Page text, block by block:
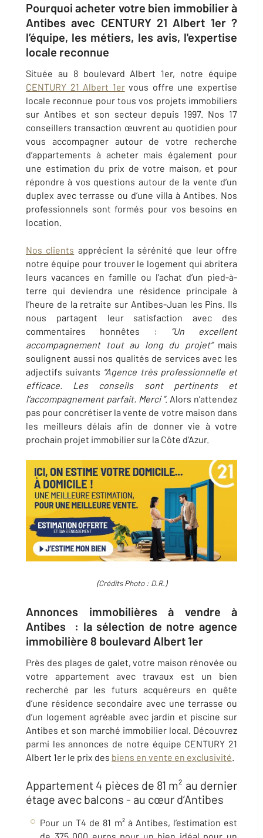
Pourquoi acheter votre bien immobilier à
Antibes avec CENTURY 21 Albert 1er ?
l’équipe, les métiers, les avis​,​ l'expertise
locale reconnue
Située au 8 boulevard Albert 1er, notre équipe
CENTURY 21 Albert 1ervous offre une expertise
locale reconnue pour tous vos projets immobiliers
sur Antibes et son secteur depuis 1997. Nos 17
conseillers transaction œuvrent au quotidien pour
vous accompagner autour de votre recherche
d’appartements à acheter mais également pour
une estimation du prix de votre maison, et pour
répondre à vos questions autour de la vente d’un
duplex avec terrasse ou d’une villa à Antibes. Nos
professionnels sont formés pour vos besoins en
location.
Nos clients apprécient la sérénité que leur offre
notre équipe pour trouver le logement qui abritera
leurs vacances en famille ou l’achat d’un pied-à-
terre qui deviendra une résidence principale à
l’heure de la retraite sur Antibes-Juan les Pins. Ils
nous partagent leur satisfaction avec des
commentaires honnêtes :
“Un excellent
accompagnement tout au long du projet”mais
soulignent aussi nos qualités de services avec les
adjectifs suivants “Agence très professionnelle et
efficace. Les conseils sont pertinents et
l’accompagnement parfait. Merci ”. Alors n’attendez
pas pour concrétiser la vente de votre maison dans
les meilleurs délais afin de donner vie à votre
prochain projet immobilier sur la Côte d’Azur.
(Crédits Photo : D.R.)
Annonces immobilières à vendre à
Antibes ​ : la sélection de notre agence
immobilière 8 boulevard Albert 1er
Près des plages de galet, votre maison rénovée ou
votre appartement avec travaux est un bien
recherché par les futurs acquéreurs en quête
d’une résidence secondaire avec une terrasse ou
d’un logement agréable avec jardin et piscine sur
Antibes et son marché immobilier local. Découvrez
parmi les annonces de notre équipe CENTURY 21
Albert 1er le prix des biens en vente en exclusivité.
Appartement 4 pièces de 81 m² au dernier
étage avec balcons​ - au cœur d’Antibes
Pour un T4 de 81 m² à Antibes, l’estimation est